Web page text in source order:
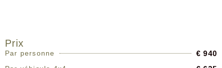
Prix
Par personne € 940